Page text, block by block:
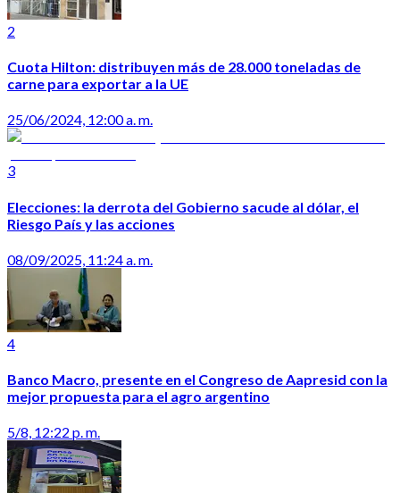
2
Cuota Hilton: distribuyen más de 28.000 toneladas de
carne para exportar a la UE
25/06/2024, 12:00 a. m.
3
Elecciones: la derrota del Gobierno sacude al dólar, el
Riesgo País y las acciones
08/09/2025, 11:24 a. m.
4
Banco Macro, presente en el Congreso de Aapresid con la
mejor propuesta para el agro argentino
5/8, 12:22 p. m.